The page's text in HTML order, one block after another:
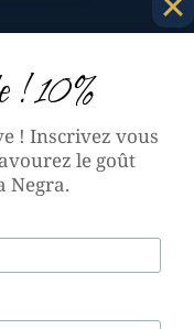
ibériques
! 10%
! Inscrivez vous
le goût
Negra.